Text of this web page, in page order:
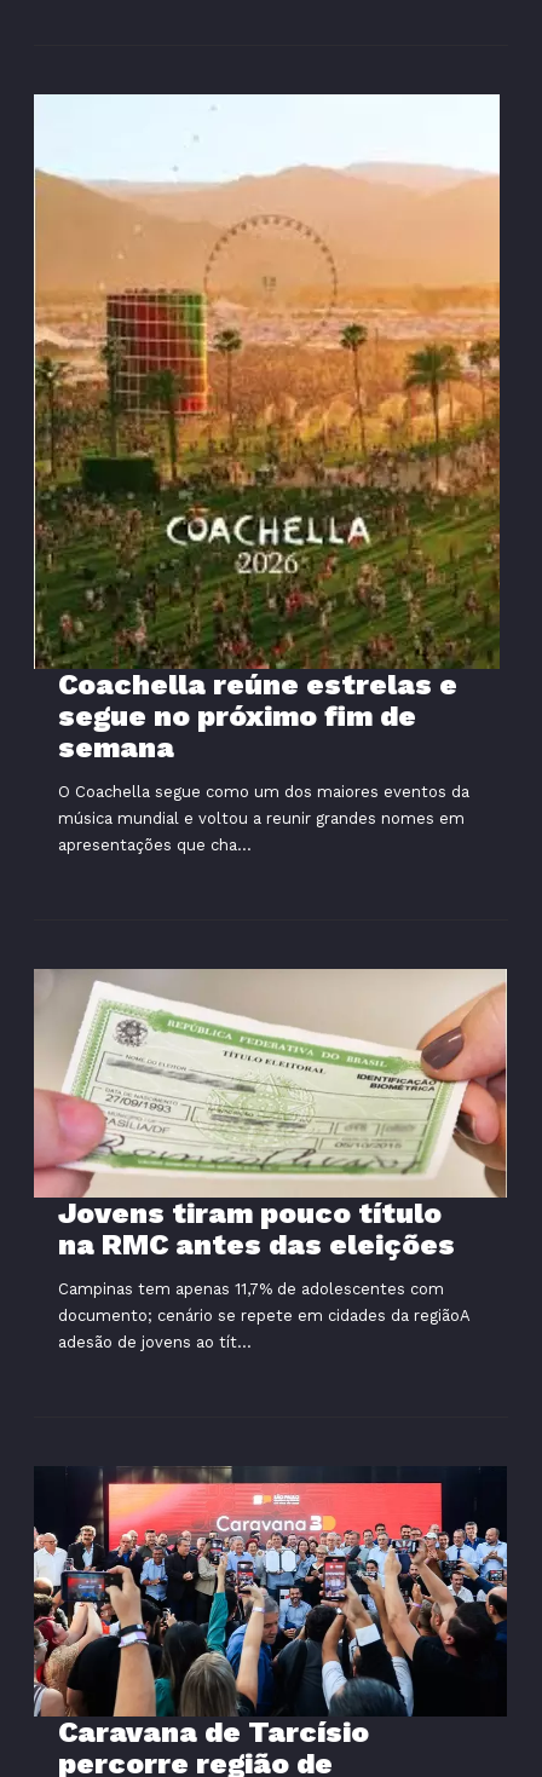
Coachella reúne estrelas e
segue no próximo fim de
semana
O Coachella segue como um dos maiores eventos da
música mundial e voltou a reunir grandes nomes em
apresentações que cha...
Jovens tiram pouco título
na RMC antes das eleições
Campinas tem apenas 11,7% de adolescentes com
documento; cenário se repete em cidades da regiãoA
adesão de jovens ao tít...
Caravana de Tarcísio
percorre região de